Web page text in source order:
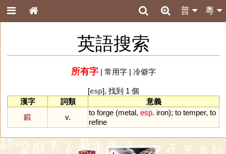
粵
普
英語搜索
所有字| 常用字| 冷僻字
[esp], 找到 1 個
漢字
詞類
意義
鍛
v.
to forge (metal, esp. iron); to temper, to
refine